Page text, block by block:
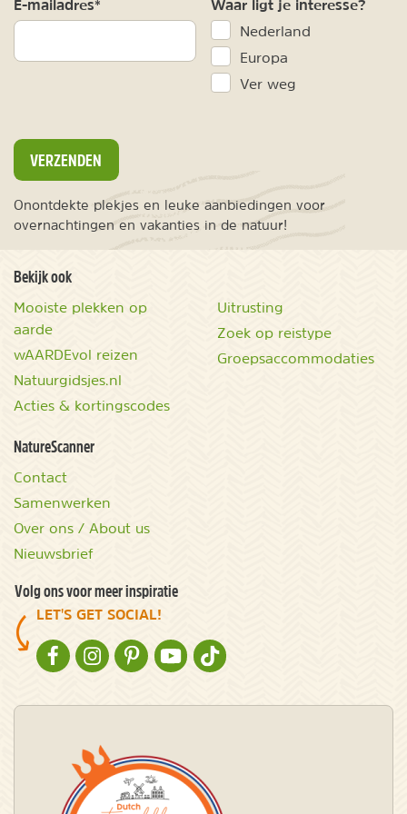
E-mailadres* Waar ligt je interesse?
Nederland
Europa
Ver weg
VERZENDEN
Onontdekte plekjes en leuke aanbiedingen voor
overnachtingen en vakanties in de natuur!
Bekijk ook
Mooiste plekken op
aarde
wAARDEvol reizen
Natuurgidsjes.nl
Acties & kortingscodes
Uitrusting
Zoek op reistype
Groepsaccommodaties
NatureScanner
Contact
Samenwerken
Over ons / About us
Nieuwsbrief
Volg ons voor meer inspiratie
LET'S GET SOCIAL!
NATURESCANNER OP FACEBOOK
NATURESCANNER OP INSTAGRAM
NATURESCANNER OP PINTEREST
NATURESCANNER OP YOUTUBE
NATURESCANNER OP TIKTOK